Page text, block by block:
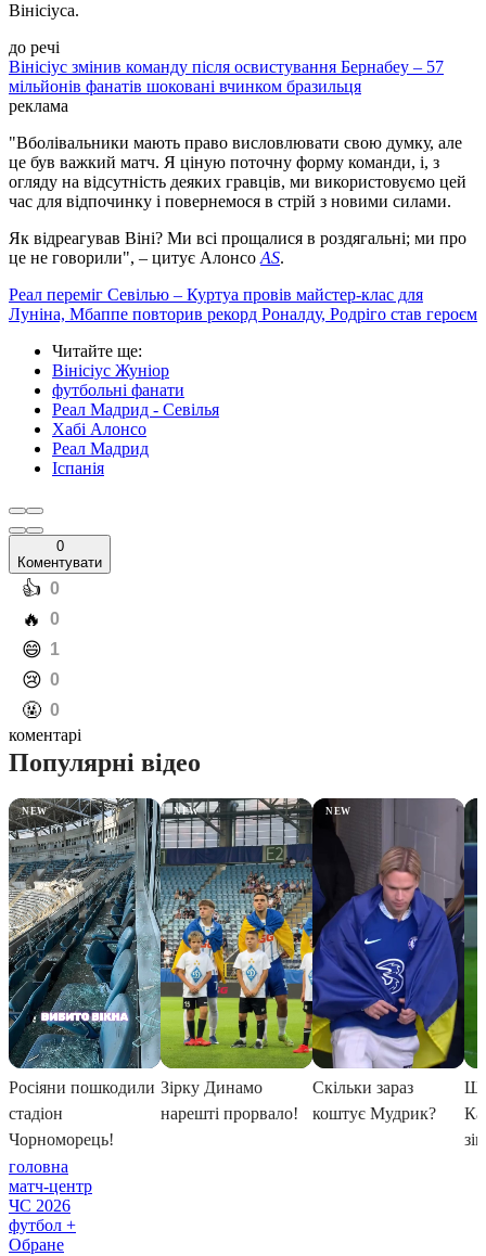
Вінісіуса.
до речі
Вінісіус змінив команду після освистування Бернабеу – 57
мільйонів фанатів шоковані вчинком бразильця
реклама
"Вболівальники мають право висловлювати свою думку, але
це був важкий матч. Я ціную поточну форму команди, і, з
огляду на відсутність деяких гравців, ми використовуємо цей
час для відпочинку і повернемося в стрій з новими силами.
Як відреагував Віні? Ми всі прощалися в роздягальні; ми про
це не говорили", – цитує АлонсоAS.
Реал переміг Севілью – Куртуа провів майстер-клас для
Луніна, Мбаппе повторив рекорд Роналду, Родріго став героєм
Читайте ще:
Вінісіус Жуніор
футбольні фанати
Реал Мадрид - Севілья
Хабі Алонсо
Реал Мадрид
Іспанія
0
Коментувати
️👍 0
️🔥 0
️😄 1
️😢 0
️🤬 0
коментарі
головна
матч-центр
ЧС 2026
футбол +
Обране